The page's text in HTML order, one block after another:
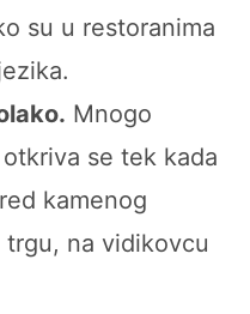
su u restoranima
Mnogo
se tek kada
kamenog
trgu, na vidikovcu